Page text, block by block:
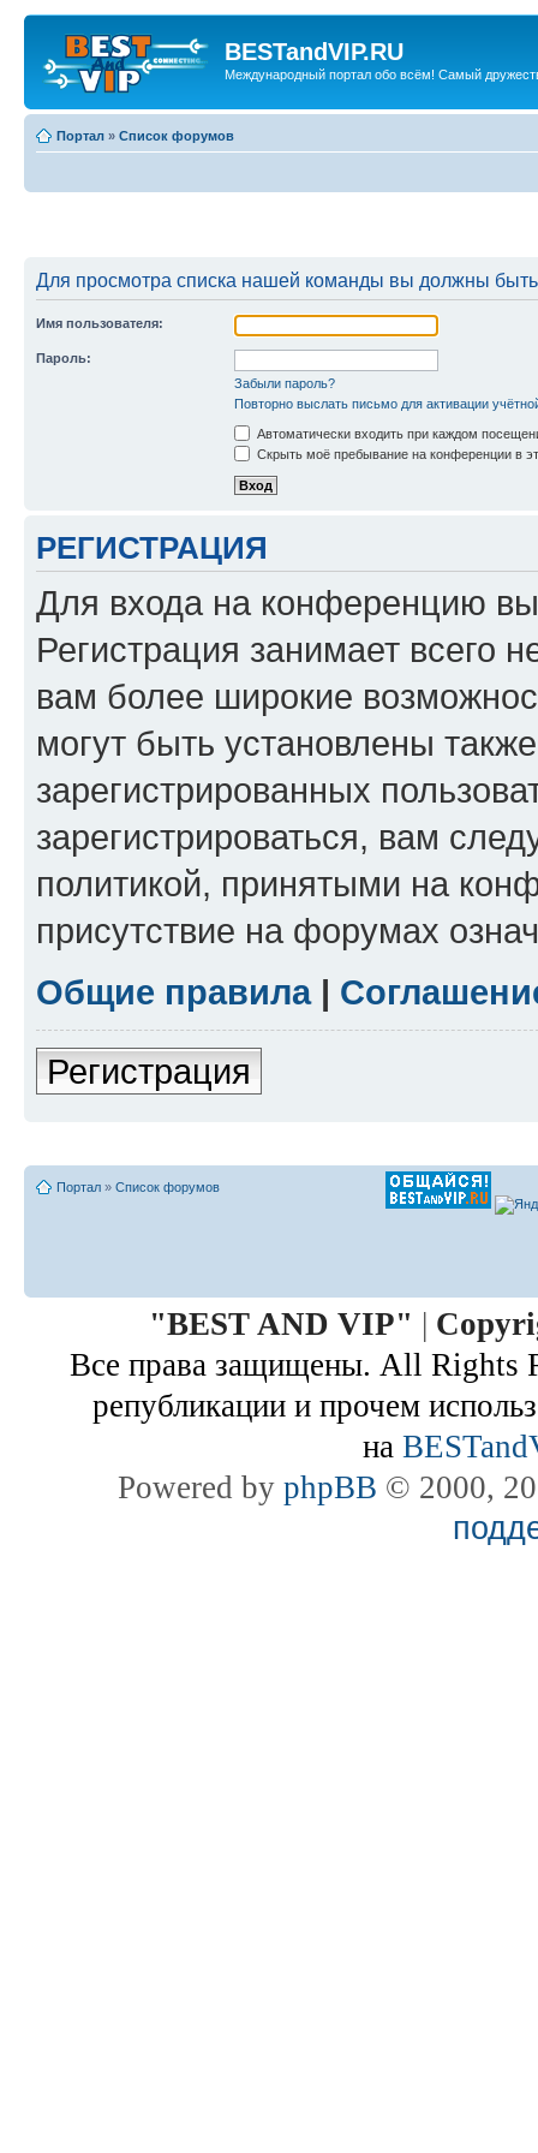
BESTandVIP.RU
Международный портал обо всём! Самый
Портал » Список форумов
Для просмотра списка нашей команды вы должны
Имя пользователя:
Пароль:
Забыли пароль?
Повторно выслать письмо для активации
Автоматически входить при каждом
Скрыть моё пребывание на конференции в
РЕГИСТРАЦИЯ
Для входа на конференцию
Регистрация занимает всего
вам более широкие
могут быть установлены
зарегистрированных
зарегистрироваться, вам
политикой, принятыми на
присутствие на форумах
Общие правила|
Регистрация
Портал » Список форумов
"BEST AND VIP" |
Все права защищены. All Rights
републикации и прочем
на
Powered by phpBB © 2000,